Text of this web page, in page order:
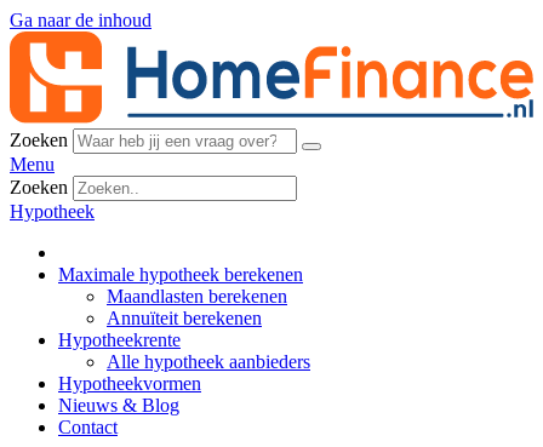
Ga naar de inhoud
Zoeken
Menu
Zoeken
Hypotheek
Maximale hypotheek berekenen
Maandlasten berekenen
Annuïteit berekenen
Hypotheekrente
Alle hypotheek aanbieders
Hypotheekvormen
Nieuws & Blog
Contact